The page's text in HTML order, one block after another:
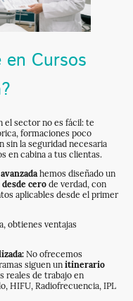
Cursos
el sector no es fácil: te
formaciones poco
sin la seguridad necesaria
en cabina a tus clientas.
hemos diseñado un
cerode verdad, con
aplicables desde el primer
obtienes ventajas
No ofrecemos
siguen un itinerario
reales de trabajo en
HIFU, Radiofrecuencia, IPL